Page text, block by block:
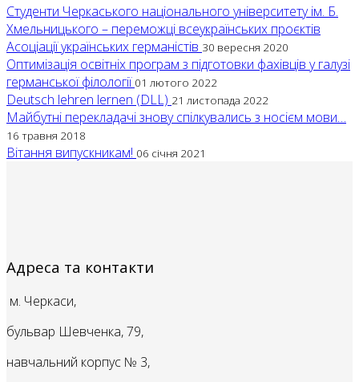
Студенти Черкаського національного університету ім. Б.
Хмельницького – переможці всеукраїнських проєктів
Асоціації українських германістів 30 вересня 2020
Оптимізація освітніх програм з підготовки фахівців у галузі
германської філології 01 лютого 2022
Deutsch lehren lernen (DLL) 21 листопада 2022
Майбутні перекладачі знову спілкувались з носієм мови…
16 травня 2018
Вітання випускникам! 06 січня 2021
Адреса та контакти
м. Черкаси,
бульвар Шевченка, 79,
навчальний корпус № 3,